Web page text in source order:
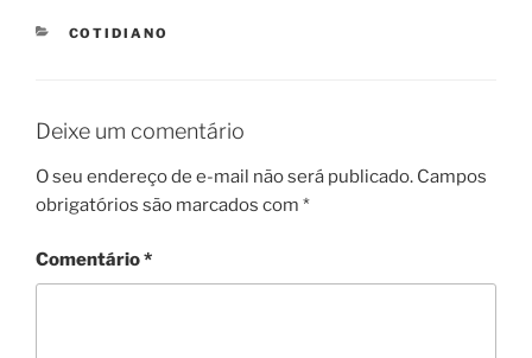
CATEGORIES
COTIDIANO
Deixe um comentário
O seu endereço de e-mail não será publicado. Campos
obrigatórios são marcados com *
Comentário*